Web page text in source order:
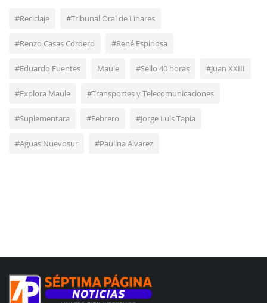
#Reciclaje #Tribunal Oral de Linares
#Renzo Casas Cordero #René Espinosa
#Eduardo Fuentes Maule #Sello 40 horas #Juan XXIII
#Explora Maule #Transportes y Telecomunicaciones
#Suplementara #Febrero #Jorge Luis Tapia
#Aguas Nuevosur #Paulina Älvarez